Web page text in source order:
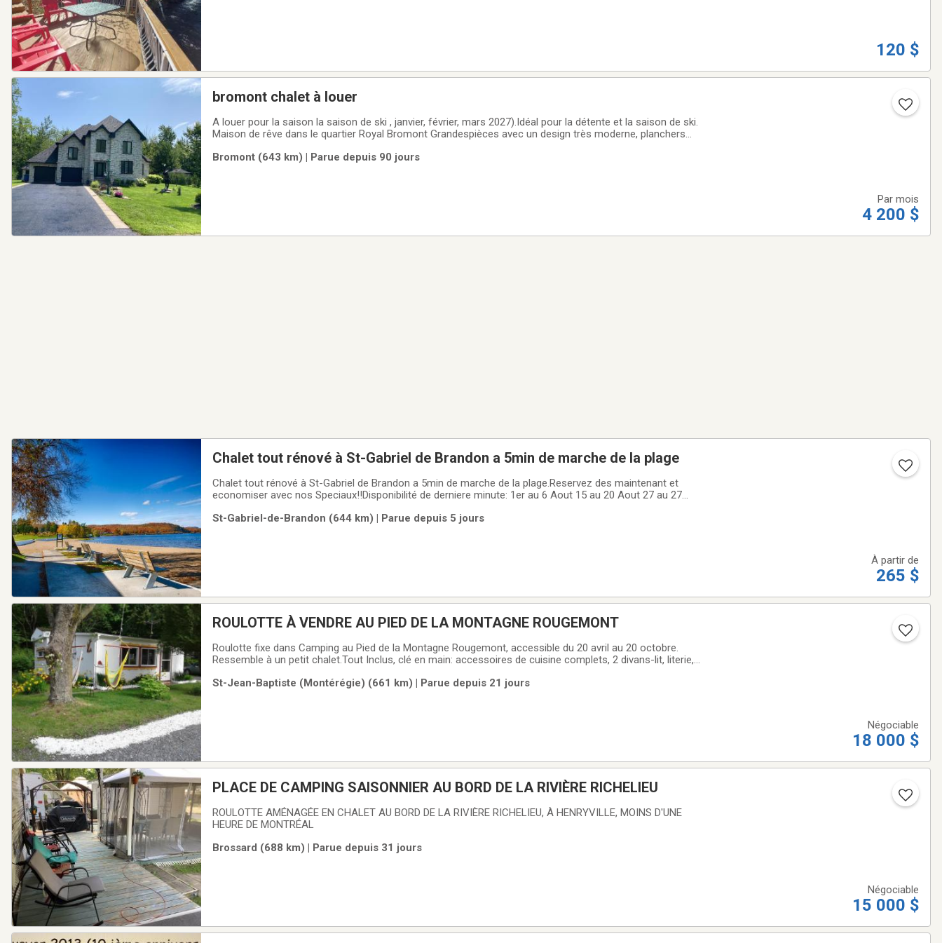
120 $
bromont chalet à louer
A louer pour la saison la saison de ski , janvier, février, mars 2027).Idéal pour la détente et la saison de ski.
Maison de rêve dans le quartier Royal Bromont Grandespièces avec un design très moderne, planchers
d'un foyer en pierre. Il y a une
Bromont (643 km) | Parue depuis 90 jours
Par mois
4 200 $
Chalet tout rénové à St-Gabriel de Brandon a 5min de marche de la plage
Chalet tout rénové à St-Gabriel de Brandon a 5min de marche de la plage.Reservez des maintenant et
economiser avec nos Speciaux!!Disponibilité de derniere minute: 1er au 6 Aout 15 au 20 Aout 27 au 27
St-Gabriel-de-Brandon (644 km) | Parue depuis 5 jours
À partir de
265 $
ROULOTTE À VENDRE AU PIED DE LA MONTAGNE ROUGEMONT
Roulotte fixe dans Camping au Pied de la Montagne Rougemont, accessible du 20 avril au 20 octobre.
Ressemble à un petit chalet.Tout Inclus, clé en main: accessoires de cuisine complets, 2 divans-lit, literie,
objets utiles. Patio 12' X 12'.
St-Jean-Baptiste (Montérégie) (661 km) | Parue depuis 21 jours
Négociable
18 000 $
PLACE DE CAMPING SAISONNIER AU BORD DE LA RIVIÈRE RICHELIEU
ROULOTTE AMÉNAGÉE EN CHALET AU BORD DE LA RIVIÈRE RICHELIEU, À HENRYVILLE, MOINS D'UNE
HEURE DE MONTRÉAL
Brossard (688 km) | Parue depuis 31 jours
Négociable
15 000 $